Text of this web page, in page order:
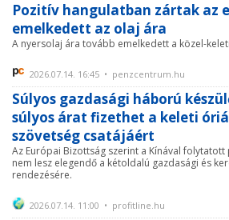
Pozitív hangulatban zártak az
emelkedett az olaj ára
A nyersolaj ára tovább emelkedett a közel-
2026.07.14. 16:45 • penzcentrum.hu
Súlyos gazdasági háború
súlyos árat fizethet a keleti
szövetség csatájáért
Az Európai Bizottság szerint a Kínával
nem lesz elegendő a kétoldalú gazdasági és
rendezésére.
2026.07.14. 11:00 • profitline.hu